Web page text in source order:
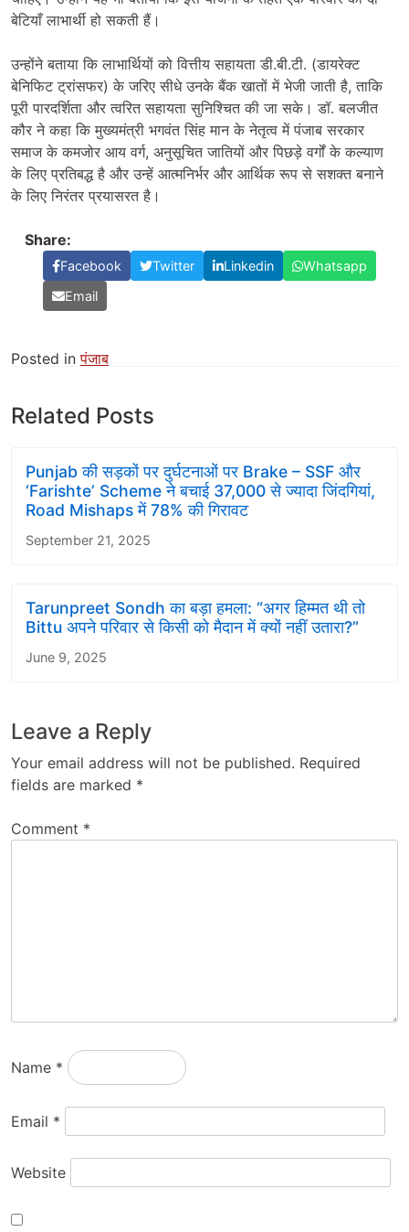
बेटियाँ लाभार्थी हो सकती हैं।
उन्होंने बताया कि लाभार्थियों को वित्तीय सहायता डी.बी.टी. (डायरेक्ट
बेनिफिट ट्रांसफर) के जरिए सीधे उनके बैंक खातों में भेजी जाती है, ताकि
पूरी पारदर्शिता और त्वरित सहायता सुनिश्चित की जा सके। डॉ. बलजीत
कौर ने कहा कि मुख्यमंत्री भगवंत सिंह मान के नेतृत्व में पंजाब सरकार
समाज के कमजोर आय वर्ग, अनुसूचित जातियों और पिछड़े वर्गों के कल्याण
के लिए प्रतिबद्ध है और उन्हें आत्मनिर्भर और आर्थिक रूप से सशक्त बनाने
के लिए निरंतर प्रयासरत है।
Share:
Facebook Twitter Linkedin
Whatsapp
Email
Posted inपंजाब
Related Posts
Punjab की सड़कों पर दुर्घटनाओं पर Brake – SSF और
‘Farishte’ Scheme ने बचाई 37,000 से ज्यादा जिंदगियां,
Road Mishaps में 78% की गिरावट
September 21, 2025
Tarunpreet Sondh का बड़ा हमला: “अगर हिम्मत थी तो
Bittu अपने परिवार से किसी को मैदान में क्यों नहीं उतारा?”
June 9, 2025
Leave a Reply
Your email address will not be published. Required
fields are marked *
Comment *
Name *
Email *
Website